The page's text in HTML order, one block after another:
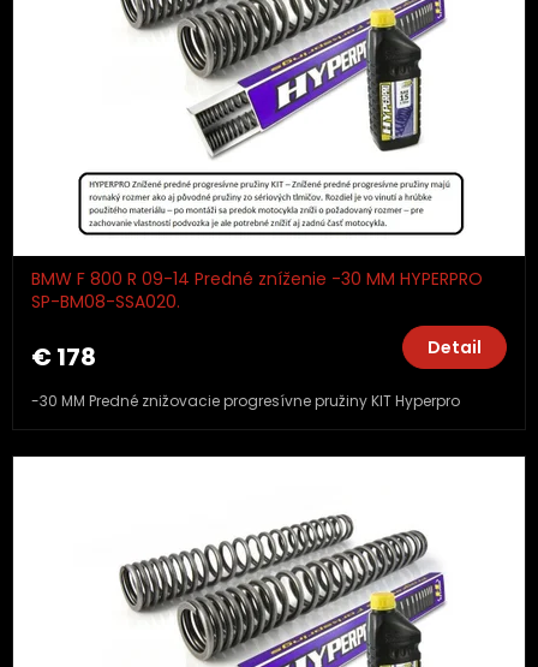
BMW F 800 R 09-14 Predné zníženie -30 MM HYPERPRO
SP-BM08-SSA020.
€ 178 Detail
-30 MM Predné znižovacie progresívne pružiny KIT Hyperpro